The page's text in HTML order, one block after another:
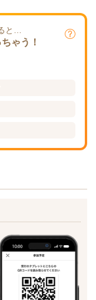
と…
ゃう！